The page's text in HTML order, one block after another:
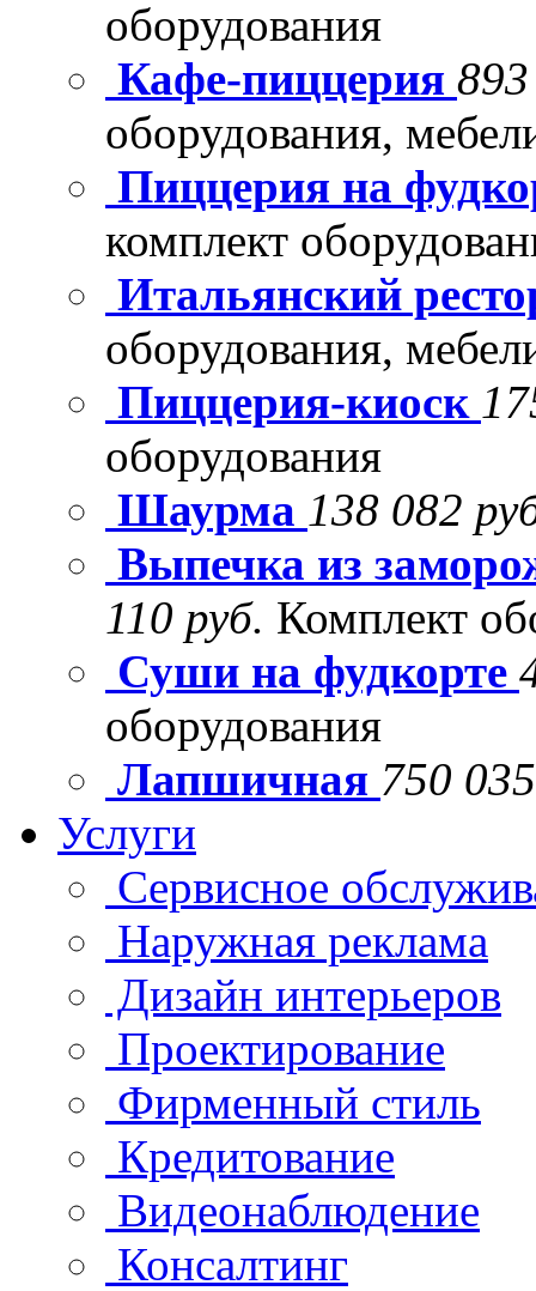
оборудования
Кафе-пиццерия
оборудования,
Пиццерия на
комплект
Итальянский
оборудования,
Пиццерия-киоск
оборудования
Шаурма 138 082
Выпечка из
110 руб. Комплект
Суши на фудкорте
оборудования
Лапшичная 750
Услуги
Сервисное
Наружная реклама
Дизайн интерьеров
Проектирование
Фирменный стиль
Кредитование
Видеонаблюдение
Консалтинг